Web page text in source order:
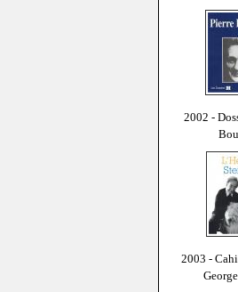
2002 -
2003 -